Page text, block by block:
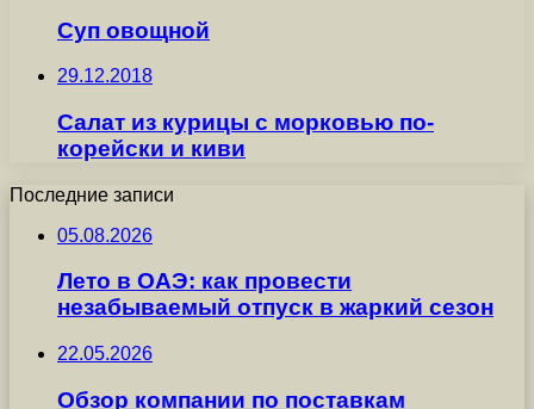
Суп овощной
29.12.2018
Салат из курицы с морковью по-
корейски и киви
Последние записи
05.08.2026
Лето в ОАЭ: как провести
незабываемый отпуск в жаркий сезон
22.05.2026
Обзор компании по поставкам